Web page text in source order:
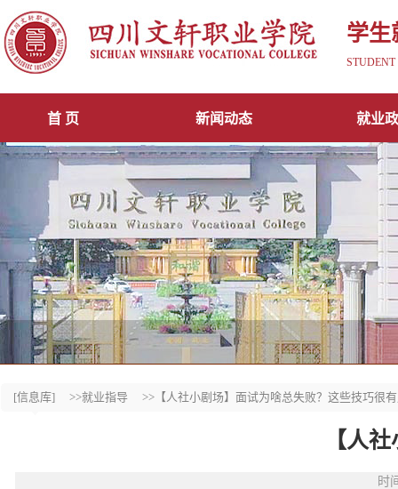
[信息库] >>就业指导 >>【人社小剧场】面试为啥总失败？这些技巧很
【人
时
首 页 新闻动态 就业
学生
STUDENT